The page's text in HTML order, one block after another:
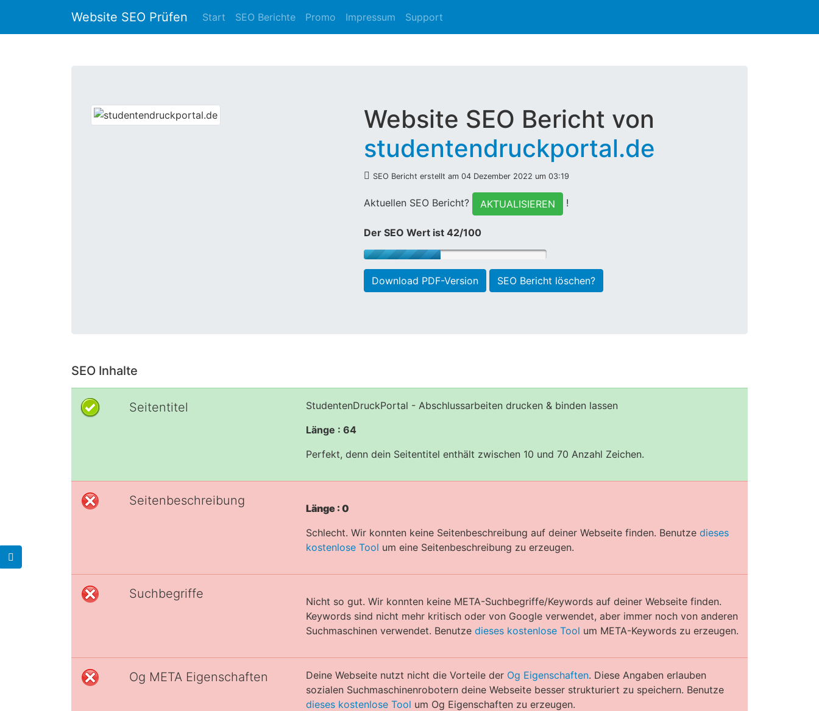
Website SEO Prüfen Start SEO Berichte Promo Impressum Support
Website SEO Bericht von
studentendruckportal.de
SEO Bericht erstellt am 04 Dezember 2022 um 03:19
Aktuellen SEO Bericht? AKTUALISIEREN !
Der SEO Wert ist 42/100
Download PDF-Version SEO Bericht löschen?
SEO Inhalte
Seitentitel
StudentenDruckPortal - Abschlussarbeiten drucken & binden lassen
Länge : 64
Perfekt, denn dein Seitentitel enthält zwischen 10 und 70 Anzahl Zeichen.
Seitenbeschreibung
Länge : 0
Schlecht. Wir konnten keine Seitenbeschreibung auf deiner Webseite finden. Benutze dieses
kostenlose Tool um eine Seitenbeschreibung zu erzeugen.
Suchbegriffe
Nicht so gut. Wir konnten keine META-Suchbegriffe/Keywords auf deiner Webseite finden.
Keywords sind nicht mehr kritisch oder von Google verwendet, aber immer noch von anderen
Suchmaschinen verwendet. Benutze dieses kostenlose Tool um META-Keywords zu erzeugen.
Og META Eigenschaften Deine Webseite nutzt nicht die Vorteile der Og Eigenschaften. Diese Angaben erlauben
sozialen Suchmaschinenrobotern deine Webseite besser strukturiert zu speichern. Benutze
dieses kostenlose Tool um Og Eigenschaften zu erzeugen.